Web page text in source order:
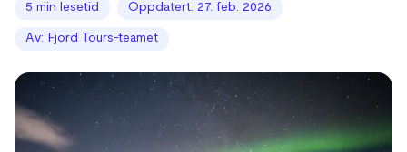
5 min lesetid Oppdatert: 27. feb. 2026
Av: Fjord Tours-teamet